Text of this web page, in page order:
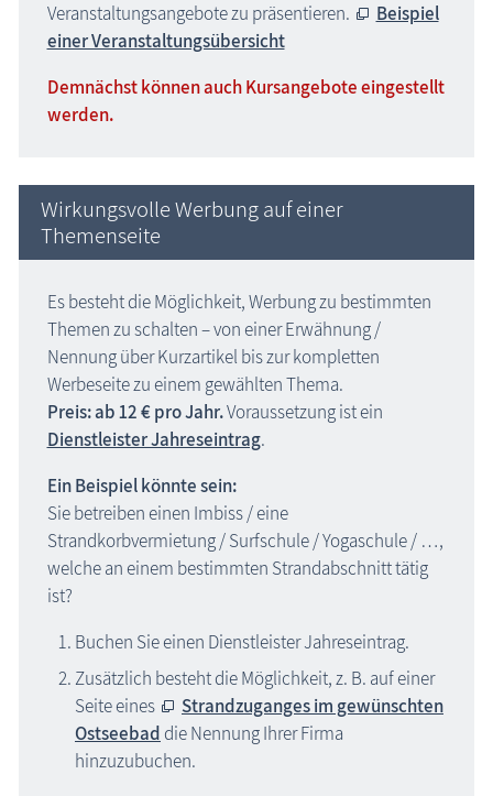
Veranstaltungsangebote zu präsentieren.
Beispiel
einer Veranstaltungsübersicht
Demnächst können auch Kursangebote eingestellt
werden.
Wirkungsvolle Werbung auf einer
Themenseite
Es besteht die Möglichkeit, Werbung zu bestimmten
Themen zu schalten – von einer Erwähnung /
Nennung über Kurzartikel bis zur kompletten
Werbeseite zu einem gewählten Thema.
Preis: ab 12 € pro Jahr.Voraussetzung ist ein
Dienstleister Jahreseintrag.
Ein Beispiel könnte sein:
Sie betreiben einen Imbiss / eine
Strandkorbvermietung / Surfschule / Yogaschule / …,
welche an einem bestimmten Strandabschnitt tätig
ist?
Buchen Sie einen Dienstleister Jahreseintrag.
Zusätzlich besteht die Möglichkeit, z. B. auf einer
Seite eines
Strandzuganges im gewünschten
Ostseebad die Nennung Ihrer Firma
hinzuzubuchen.